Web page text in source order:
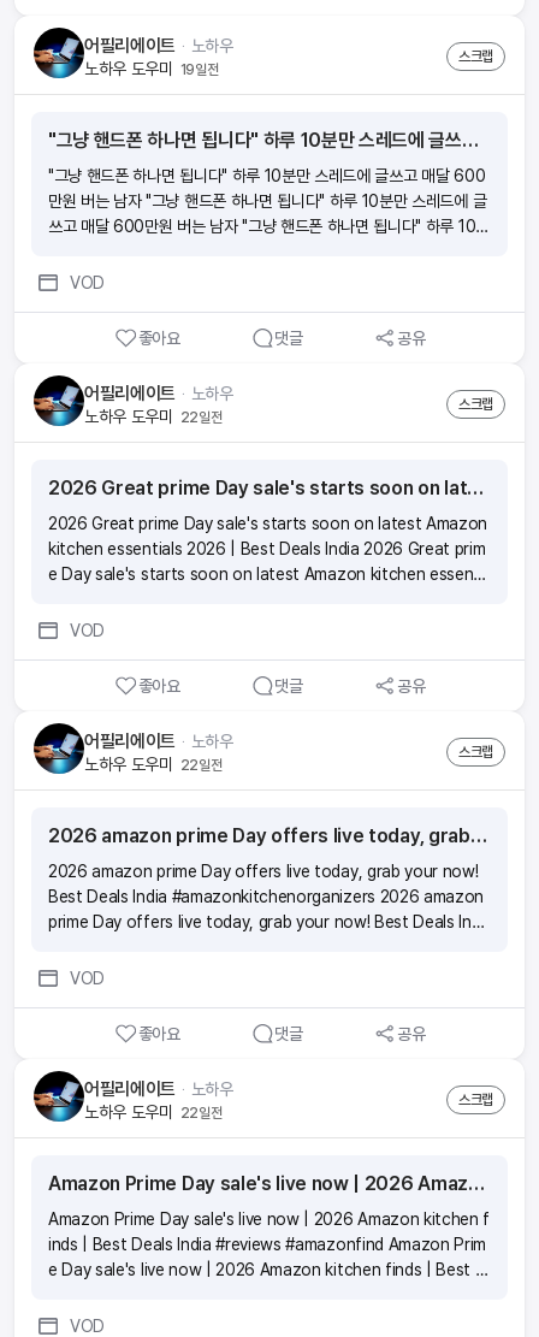
어필리에이트 ᆞ 노하우
노하우 도우미
19일전
스크랩
"그냥 핸드폰 하나면 됩니다" 하루 10분만 스레드에 글쓰고 매달 600만원 버는 남자
"그냥 핸드폰 하나면 됩니다" 하루 10분만 스레드에 글쓰고 매달 600
만원 버는 남자 "그냥 핸드폰 하나면 됩니다" 하루 10분만 스레드에 글
쓰고 매달 600만원 버는 남자 "그냥 핸드폰 하나면 됩니다" 하루 10분
니다" 하루 10분만 스레드에 글쓰고 매달 600만원 버는 남자
VOD
좋아요 댓글 공유
어필리에이트 ᆞ 노하우
노하우 도우미
22일전
스크랩
2026 Great prime Day sale's starts soon on latest Amazon kitchen essentials 2026 | Best Deals India
2026 Great prime Day sale's starts soon on latest Amazon
kitchen essentials 2026 | Best Deals India 2026 Great prim
e Day sale's starts soon on latest Amazon kitchen essenti
rts soon on latest Amazon kitchen essentials 2026 | Best
est Amazon kitchen essentials 2026 | Best Deals India
VOD
좋아요 댓글 공유
어필리에이트 ᆞ 노하우
노하우 도우미
22일전
스크랩
2026 amazon prime Day offers live today, grab your now! Best Deals India #amazonkitchenorganizers
2026 amazon prime Day offers live today, grab your now!
Best Deals India #amazonkitchenorganizers 2026 amazon
prime Day offers live today, grab your now! Best Deals Indi
rs live today, grab your now! Best Deals India #amazonkitc
rab your now! Best Deals India #amazonkitchenorganizers
VOD
좋아요 댓글 공유
어필리에이트 ᆞ 노하우
노하우 도우미
22일전
스크랩
Amazon Prime Day sale's live now | 2026 Amazon kitchen finds | Best Deals India #reviews #amazonfind
Amazon Prime Day sale's live now | 2026 Amazon kitchen f
inds | Best Deals India #reviews #amazonfind Amazon Prim
e Day sale's live now | 2026 Amazon kitchen finds | Best D
ve now | 2026 Amazon kitchen finds | Best Deals India #re
VOD